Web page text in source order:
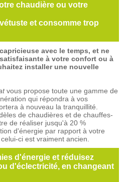
chaudière ou votre
et consomme trop
avec le temps, et ne
à votre confort ou à
installer une nouvelle
vous propose toute une gamme de
qui répondra à vos
à nouveau la tranquillité.
de chaudières et de chauffes-
de réaliser jusqu'à 20 %
d'énergie par rapport à votre
ci est vraiment ancien.
d'énergie et réduisez
d'éclectricité, en changeant